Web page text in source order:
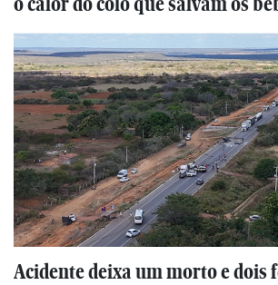
Acidente deixa um morto e dois